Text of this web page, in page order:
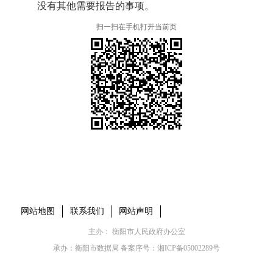
没有其他需要报告的事项。
扫一扫在手机打开当前页
网站地图 联系我们 网站声明
主办： 衡阳市人民政府办公室
承办：衡阳市数据局 备案序号： 湘ICP备05002289号